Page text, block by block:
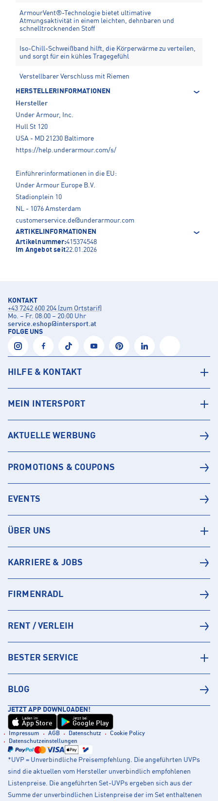
ArmourVent®-Technologie bietet ultimative
Atmungsaktivität in einem leichten, dehnbaren und
schnelltrocknenden Stoff
Iso-Chill-Schweißband hilft, die Körperwärme zu verteilen,
und sorgt für ein kühles Tragegefühl
Verstellbarer Verschluss mit Riemen
HERSTELLERINFORMATIONEN
Hersteller
Under Armour, Inc.
Hull St 120
USA - MD 21230 Baltimore
https://help.underarmour.com/s/
Einführerinformationen in die EU:
Under Armour Europe B.V.
Stadionplein 10
NL - 1076 Amsterdam
customerservice.de@underarmour.com
ARTIKELINFORMATIONEN
Artikelnummer:415374548
Im Angebot seit22.01.2026
KONTAKT
+43 7242 600 204 (zum Ortstarif)
Mo. – Fr. 08:00 – 20:00 Uhr
service.eshop@intersport.at
FOLGE UNS
HILFE & KONTAKT
MEIN INTERSPORT
AKTUELLE WERBUNG
PROMOTIONS & COUPONS
EVENTS
ÜBER UNS
KARRIERE & JOBS
FIRMENRADL
RENT / VERLEIH
BESTER SERVICE
BLOG
JETZT APP DOWNLOADEN!
Laden im
App Store
Jetzt bei
Google Play
Impressum AGB Datenschutz
Cookie Policy
Datenschutzeinstellungen
*UVP = Unverbindliche Preisempfehlung. Die angeführten UVPs
sind die aktuellen vom Hersteller unverbindlich empfohlenen
Listenpreise. Die angeführten Set-UVPs ergeben sich aus der
Summe der unverbindlichen Listenpreise der im Set enthaltenen